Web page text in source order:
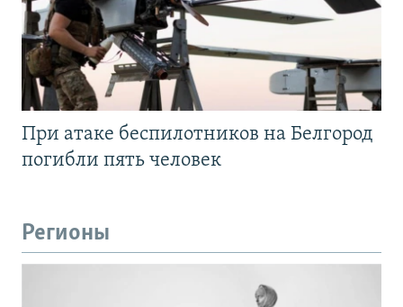
При атаке беспилотников на Белгород
погибли пять человек
Регионы